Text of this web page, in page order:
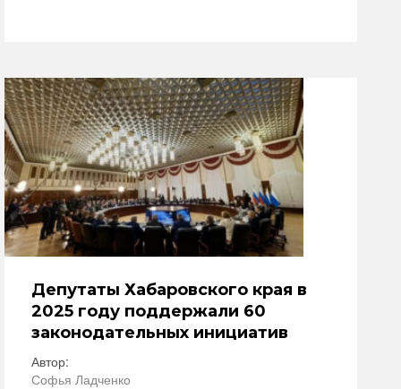
Депутаты Хабаровского края в
2025 году поддержали 60
законодательных инициатив
Автор:
Софья Ладченко